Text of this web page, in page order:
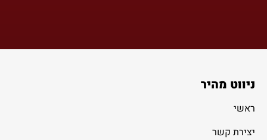
ניווט מהיר
ראשי
יצירת קשר